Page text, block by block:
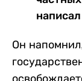
Он